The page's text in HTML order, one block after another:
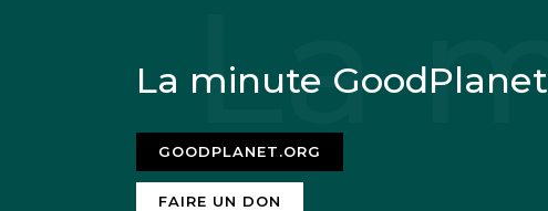
La minute GoodPlanet
GOODPLANET.ORG
FAIRE UN DON